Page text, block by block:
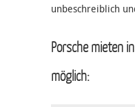
unbeschreiblich
Porsche mieten
möglich: